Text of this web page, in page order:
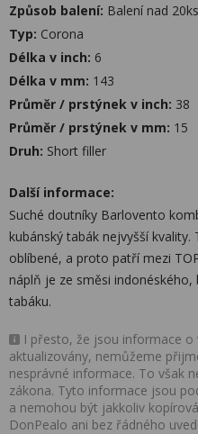
Způsob balení: Balení nad 20ks
Typ: Corona
Délka v inch: 6
Délka v mm: 143
Průměr / prstýnek v inch: 38
Průměr / prstýnek v mm: 15
Druh: Short filler
Další informace:
Suché doutníky Barlovento
kubánský tabák nejvyšší
oblíbené, a proto patří mezi
náplň je ze směsi indonéského,
tabáku.
I přesto, že jsou informace o
aktualizovány, nemůžeme
nesprávné informace. To však
zákona. Tyto informace jsou
a nemohou být jakkoliv
DonPealo ani bez řádného